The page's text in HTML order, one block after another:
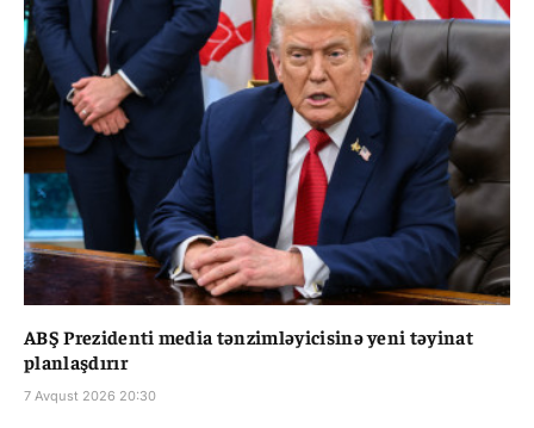
ABŞ Prezidenti media tənzimləyicisinə yeni təyinat
planlaşdırır
7 Avqust 2026 20:30